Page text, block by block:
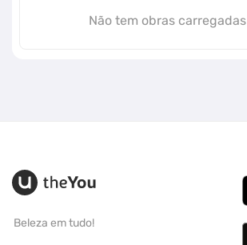
Não tem obras carregadas
Beleza em tudo!